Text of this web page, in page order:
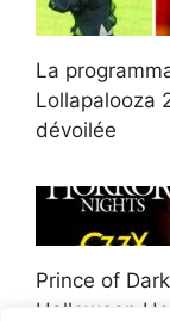
La
Lollapalooza
dévoilée
Prince of
Halloween